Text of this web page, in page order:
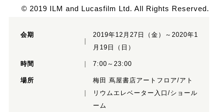
© 2019 ILM and Lucasfilm Ltd. All Rights Reserved.
会期
2019年12月27日（金）～2020年1
月19日（日）
時間 7:00～23:00
場所
梅田 蔦屋書店アートフロア/アト
リウムエレベーター入口/ショール
ーム